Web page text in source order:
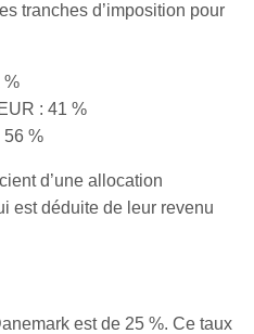
tranches d’imposition pour
%
: 41 %
56 %
d’une allocation
est déduite de leur revenu
est de 25 %. Ce taux